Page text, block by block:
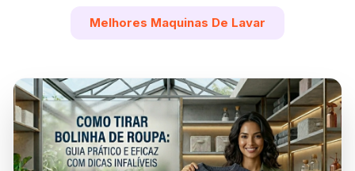
Melhores Maquinas De Lavar